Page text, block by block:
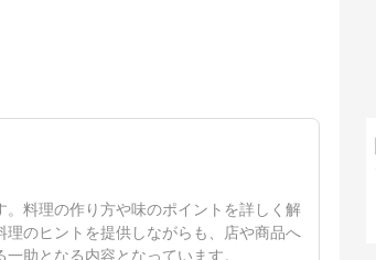
料理の作り方や味のポイントを詳しく解
のヒントを提供しながらも、店や商品へ
助となる内容となっています。